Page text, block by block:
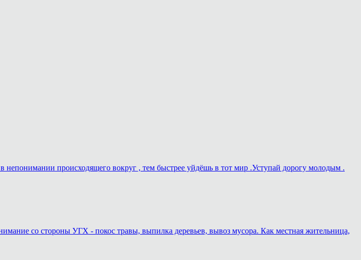
непонимании происходящего вокруг , тем быстрее уйдёшь в тот мир .Уступай дорогу молодым .
со стороны УГХ - покос травы, выпилка деревьев, вывоз мусора. Как местная жительница,